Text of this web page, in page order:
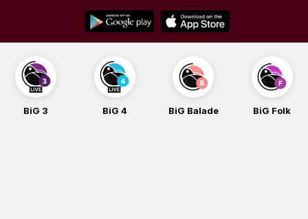
content
BiG 3 BiG 4 BiG Balade BiG Folk